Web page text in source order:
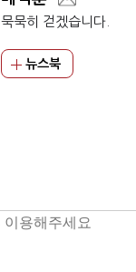
묵묵히 걷겠습니다.
뉴스북